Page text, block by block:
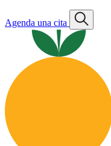
Agenda una cita